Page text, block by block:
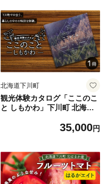
北海道下川町
観光体験カタログ「ここのこ
と しもかわ」下川町 北海道
35,000円